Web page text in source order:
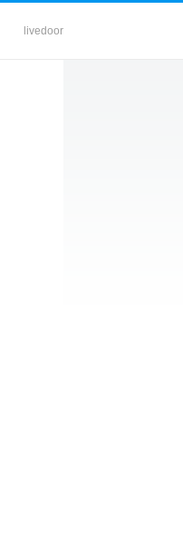
livedoor